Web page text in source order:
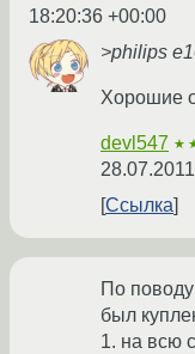
18:20:36 +00:00
>philips
Хорошие
devl547
Ссылка
По
был
1. на всю